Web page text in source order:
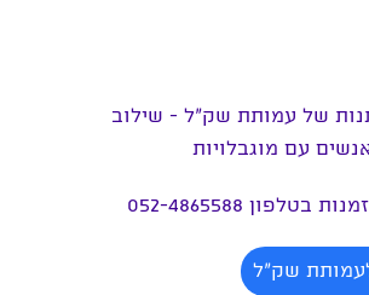
של עמותת שק״ל - שילוב
עם מוגבלויות
052-4865588
שק"ל